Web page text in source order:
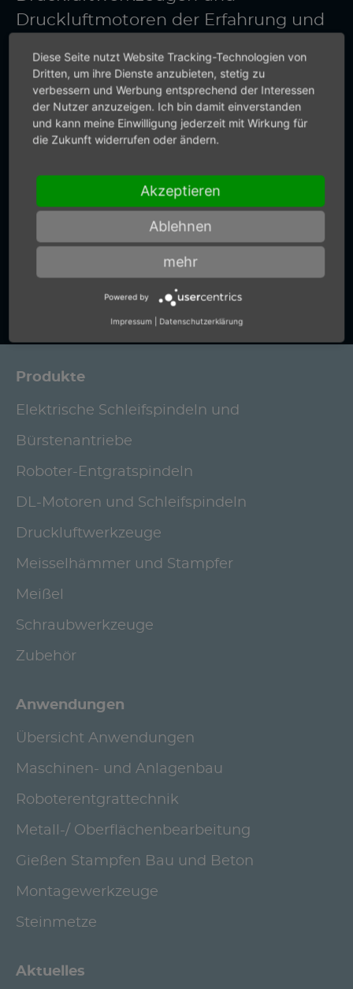
Druckluftmotoren der Erfahrung und
DEMAG. Setzen Sie auf Qualität made
in Germany. Wir liefern nicht nur
präzise Drucklufttechnik. Sie
bekommen von uns auch präzise
+49 (0) 7159-18093-0
Zum Kontaktformular
Produkte
Elektrische Schleifspindeln und
Bürstenantriebe
Roboter-Entgratspindeln
DL-Motoren und Schleifspindeln
Druckluftwerkzeuge
Meisselhämmer und Stampfer
Meißel
Schraubwerkzeuge
Zubehör
Anwendungen
Übersicht Anwendungen
Maschinen- und Anlagenbau
Roboterentgrattechnik
Metall-/ Oberflächenbearbeitung
Gießen Stampfen Bau und Beton
Montagewerkzeuge
Steinmetze
Aktuelles
Diese Seite nutzt Website Tracking-Technologien von
Dritten, um ihre Dienste anzubieten, stetig zu
verbessern und Werbung entsprechend der Interessen
der Nutzer anzuzeigen. Ich bin damit einverstanden
und kann meine Einwilligung jederzeit mit Wirkung für
die Zukunft widerrufen oder ändern.
Akzeptieren
Ablehnen
mehr
Powered by
Impressum Datenschutzerklärung